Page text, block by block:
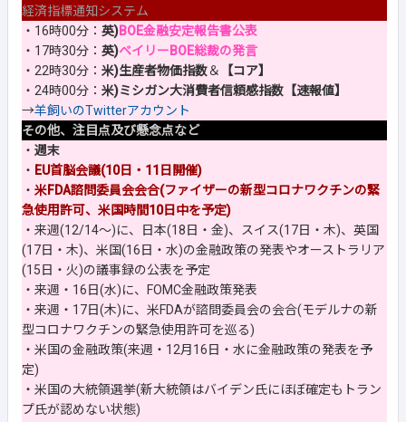
経済指標通知システム
・16時00分： 英)BOE金融安定報告書公表
・17時30分： 英)ベイリーBOE総裁の発言
・22時30分： 米)生産者物価指数＆
【コア】
・24時00分： 米)ミシガン大消費者信頼感指数【速報値】
→羊飼いのTwitterアカウント
その他、注目点及び懸念点など
・ 週末
・ EU首脳会議(10日・11日開催)
・ 米FDA諮問委員会会合(ファイザーの新型コロナワクチンの緊
急使用許可、米国時間10日中を予定)
・来週(12/14～)に、日本(18日・金)、スイス(17日・木)、英国
(17日・木)、米国(16日・水)の金融政策の発表やオーストラリア
(15日・火)の議事録の公表を予定
・来週・16日(水)に、FOMC金融政策発表
・来週・17日(木)に、米FDAが諮問委員会の会合(モデルナの新
型コロナワクチンの緊急使用許可を巡る)
・米国の金融政策(来週・12月16日・水に金融政策の発表を予
定)
・米国の大統領選挙(新大統領はバイデン氏にほぼ確定もトラン
プ氏が認めない状態)